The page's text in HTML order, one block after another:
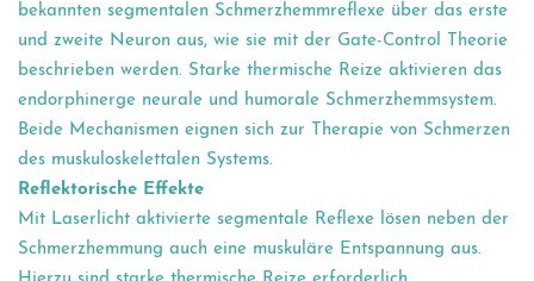
bekannten segmentalen Schmerzhemmreflexe über das erste
und zweite Neuron aus, wie sie mit der Gate-Control Theorie
beschrieben werden. Starke thermische Reize aktivieren das
endorphinerge neurale und humorale Schmerzhemmsystem.
Beide Mechanismen eignen sich zur Therapie von Schmerzen
des muskuloskelettalen Systems.
Reflektorische Effekte
Mit Laserlicht aktivierte segmentale Reflexe lösen neben der
Schmerzhemmung auch eine muskuläre Entspannung aus.